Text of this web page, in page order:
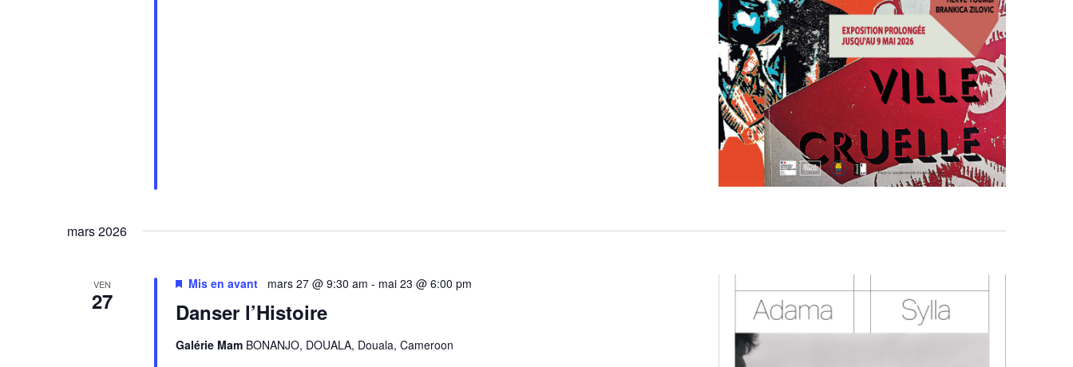
mars 2026
VEN
27 Danser l’Histoire
Mis en avant mars 27 @ 9:30 am - mai 23 @ 6:00 pm
Galérie Mam BONANJO, DOUALA, Douala, Cameroon